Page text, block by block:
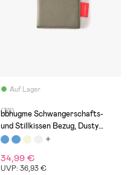
Auf Lager
(30)
bbhugme Schwangerschafts-
und Stillkissen Bezug, Dusty
Olive
34,99 €
UVP: 36,93 €